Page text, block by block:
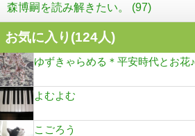
森博嗣を読み解きたい。 (97)
お気に入り(124人)
ゆずきゃらめる＊平安時代とお花♪
よむよむ
こごろう